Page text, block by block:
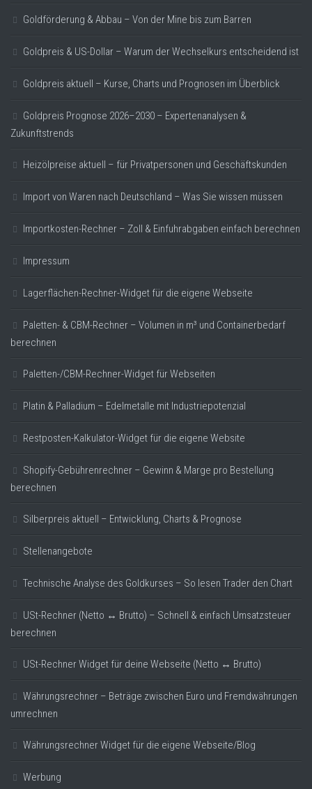
Goldförderung & Abbau – Von der Mine bis zum Barren
Goldpreis & US-Dollar – Warum der Wechselkurs entscheidend ist
Goldpreis aktuell – Kurse, Charts und Prognosen im Überblick
Goldpreis Prognose 2026–2030 – Expertenanalysen &
Zukunftstrends
Heizölpreise aktuell – für Privatpersonen und Geschäftskunden
Import von Waren nach Deutschland – Was Sie wissen müssen
Importkosten-Rechner – Zoll & Einfuhrabgaben einfach berechnen
Impressum
Lagerflächen-Rechner-Widget für die eigene Webseite
Paletten- & CBM-Rechner – Volumen in m³ und Containerbedarf
berechnen
Paletten-/CBM-Rechner-Widget für Webseiten
Platin & Palladium – Edelmetalle mit Industriepotenzial
Restposten-Kalkulator-Widget für die eigene Website
Shopify-Gebührenrechner – Gewinn & Marge pro Bestellung
berechnen
Silberpreis aktuell – Entwicklung, Charts & Prognose
Stellenangebote
Technische Analyse des Goldkurses – So lesen Trader den Chart
USt-Rechner (Netto ↔ Brutto) – Schnell & einfach Umsatzsteuer
berechnen
USt-Rechner Widget für deine Webseite (Netto ↔ Brutto)
Währungsrechner – Beträge zwischen Euro und Fremdwährungen
umrechnen
Währungsrechner Widget für die eigene Webseite/Blog
Werbung